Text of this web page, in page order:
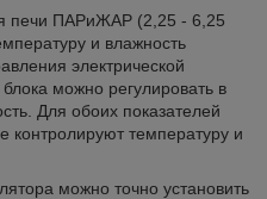
печи ПАРиЖАР (2,25 - 6,25
и влажность
электрической
можно регулировать в
Для обоих показателей
контролируют температуру и
можно точно установить